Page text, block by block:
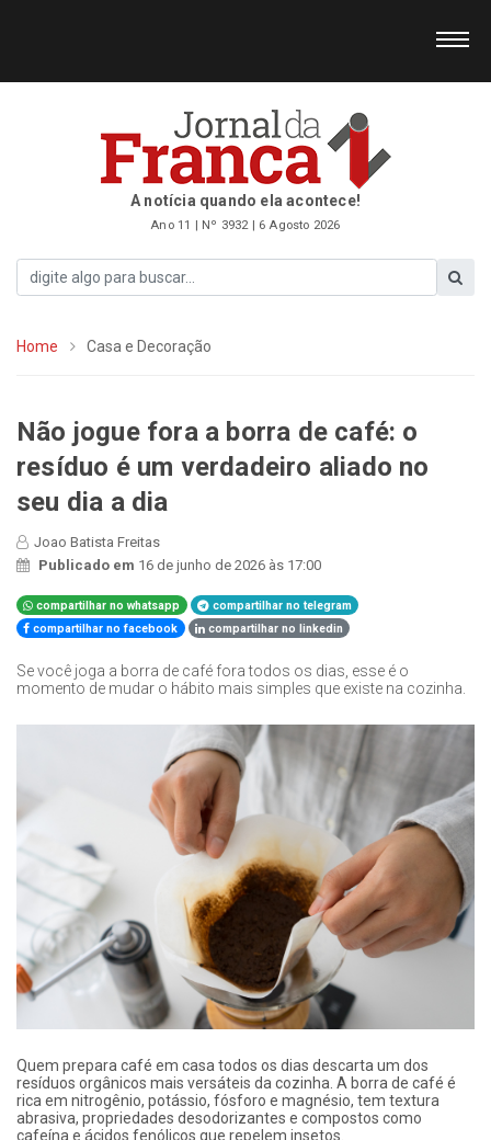
A notícia quando ela acontece!
Ano 11 | Nº 3932 | 6 Agosto 2026
Home Casa e Decoração
Não jogue fora a borra de café: o
resíduo é um verdadeiro aliado no
seu dia a dia
Joao Batista Freitas
Publicado em 16 de junho de 2026 às 17:00
compartilhar no whatsapp
compartilhar no telegram
compartilhar no facebook
compartilhar no linkedin
Se você joga a borra de café fora todos os dias, esse é o
momento de mudar o hábito mais simples que existe na cozinha.
Quem prepara café em casa todos os dias descarta um dos
resíduos orgânicos mais versáteis da cozinha. A borra de café é
rica em nitrogênio, potássio, fósforo e magnésio, tem textura
abrasiva, propriedades desodorizantes e compostos como
cafeína e ácidos fenólicos que repelem insetos.